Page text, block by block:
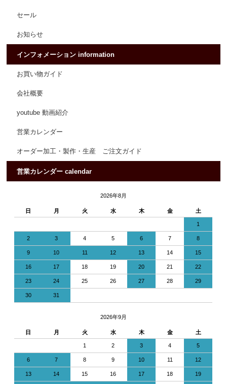
セール
お知らせ
インフォメーション information
お買い物ガイド
会社概要
youtube 動画紹介
営業カレンダー
オーダー加工・製作・生産 ご注文ガイド
営業カレンダー calendar
2026年8月
日 月 火 水 木 金 土
1
2 3 4 5 6 7 8
9 10 11 12 13 14 15
16 17 18 19 20 21 22
23 24 25 26 27 28 29
30 31
2026年9月
日 月 火 水 木 金 土
1 2 3 4 5
6 7 8 9 10 11 12
13 14 15 16 17 18 19